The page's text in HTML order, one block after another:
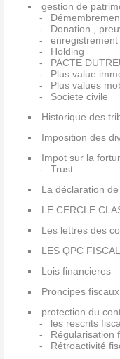
gestion de
Donation ,
Holding
PACTE
Plus value
Plus values
Societe civile
Historique des
Imposition des
Impot sur la
Trust
La déclaration
LE CERCLE
Les lettres des
LES QPC
Lois financieres
Proncipes
protection du
les rescrits
Régularisation
Rétroactivité